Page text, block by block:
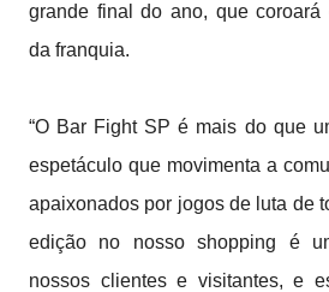
grande final do ano, que coroará
da franquia.
“O Bar Fight SP é mais do que
espetáculo que movimenta a
apaixonados por jogos de luta de
edição no nosso shopping é
nossos clientes e visitantes, e